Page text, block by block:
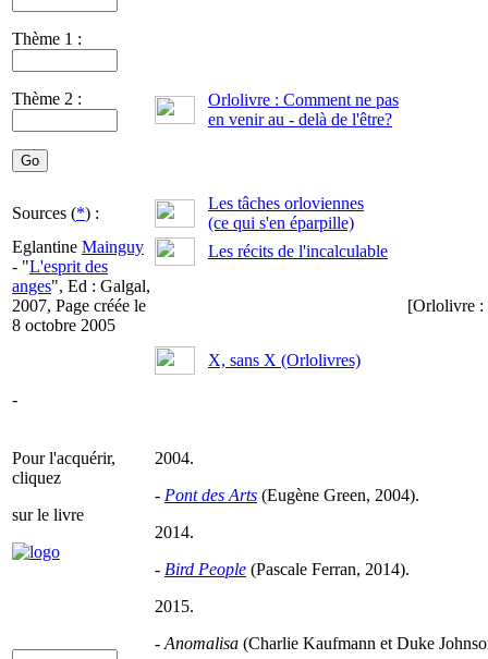
Thème 1 :
Thème 2 :
Orlolivre : Comment ne pas
en venir au - delà de l'être?
Sources (*) :
Les tâches orloviennes
(ce qui s'en éparpille)
Eglantine Mainguy
- "L'esprit des
anges", Ed : Galgal,
2007, Page créée le
8 octobre 2005
-
Les récits de l'incalculable
[Orlolivre :
X, sans X (Orlolivres)
Pour l'acquérir,
cliquez
sur le livre
2004.
- Pont des Arts (Eugène Green, 2004).
2014.
- Bird People (Pascale Ferran, 2014).
2015.
- Anomalisa (Charlie Kaufmann et Duke